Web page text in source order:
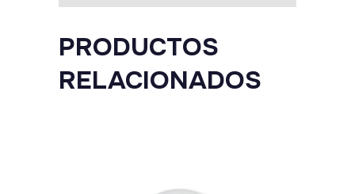
PRODUCTOS
RELACIONADOS